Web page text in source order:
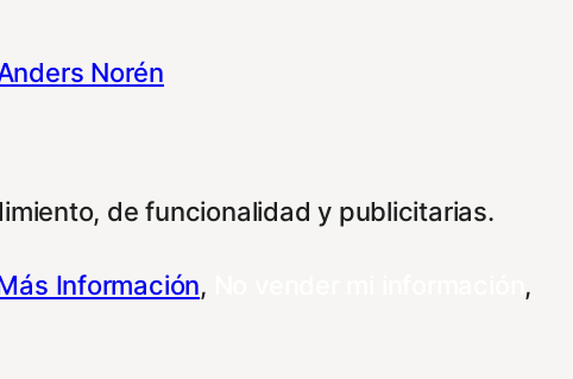
Norén
de funcionalidad y publicitarias.
Información,
,